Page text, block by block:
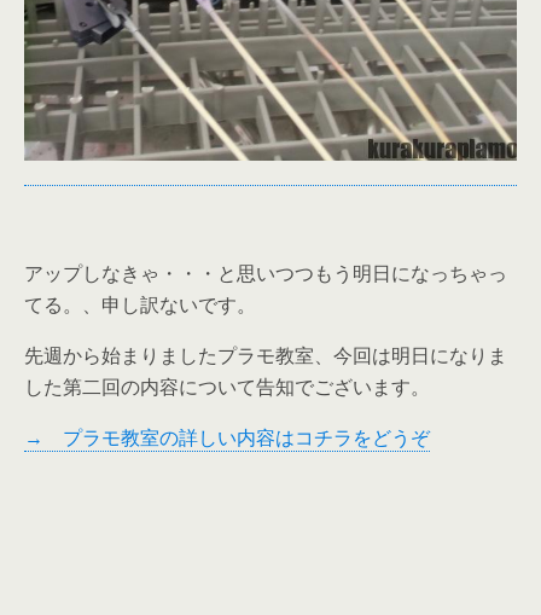
アップしなきゃ・・・と思いつつもう明日になっちゃっ
てる。、申し訳ないです。
先週から始まりましたプラモ教室、今回は明日になりま
した第二回の内容について告知でございます。
→ プラモ教室の詳しい内容はコチラをどうぞ